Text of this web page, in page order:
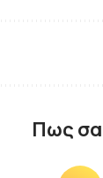
Πως